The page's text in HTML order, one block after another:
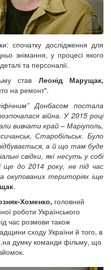
спочатку дослідження для
знімання, у процесі якого
та персоналії.
став Леонід Марущак,
на ремонт".
Донбасом постала
війна. У 2015 році
вивчати край – Маріуполь,
Старобільськ. Було
а й що там буде
свідки, які несуть у собі
ще до 2014 року, не під час
окупованих територіях іще
.
Хоменко, головний
роботи Українського
час розмови також
сходу України й того, в
думку команди фільму, що